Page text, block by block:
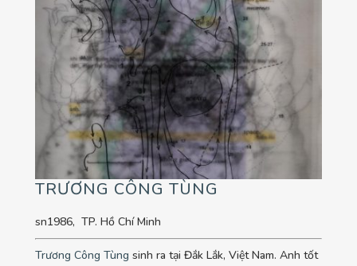
TRƯƠNG CÔNG TÙNG
sn1986, TP. Hồ Chí Minh
Trương Công Tùng sinh ra tại Đắk Lắk, Việt Nam. Anh tốt